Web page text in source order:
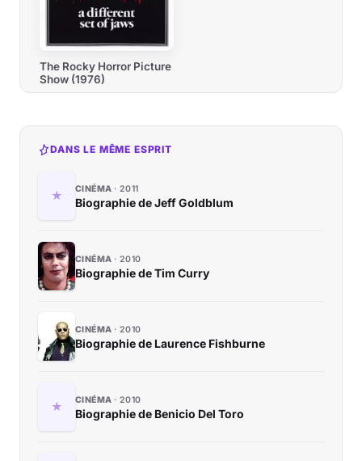
The Rocky Horror Picture
Show (1976)
DANS LE MÊME ESPRIT
CINÉMA 2011
Biographie de Jeff Goldblum
CINÉMA 2010
Biographie de Tim Curry
CINÉMA 2010
Biographie de Laurence Fishburne
CINÉMA 2010
Biographie de Benicio Del Toro